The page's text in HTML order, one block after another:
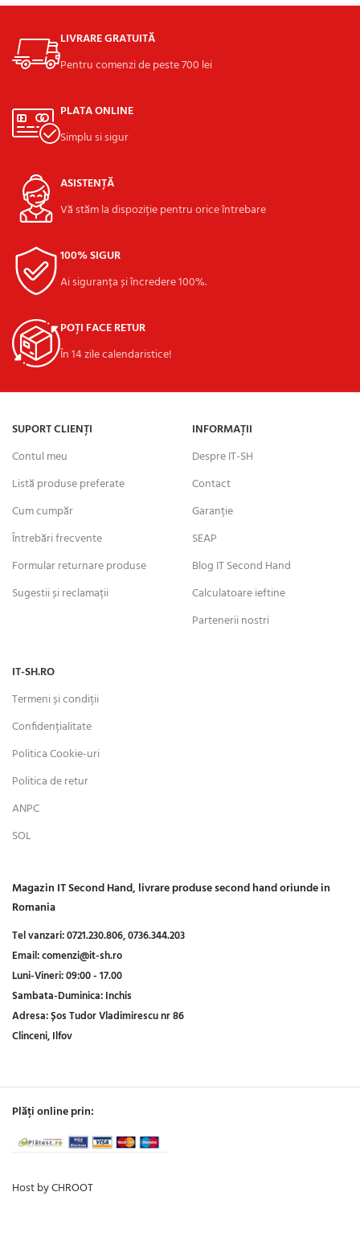
LIVRARE GRATUITĂ
Pentru comenzi de peste 700 lei
PLATA ONLINE
Simplu si sigur
ASISTENȚĂ
Vă stăm la dispoziție pentru orice întrebare
100% SIGUR
Ai siguranța și încredere 100%.
POȚI FACE RETUR
În 14 zile calendaristice!
SUPORT CLIENȚI
Contul meu
Listă produse preferate
Cum cumpăr
Întrebări frecvente
Formular returnare produse
Sugestii și reclamații
INFORMAȚII
Despre IT-SH
Contact
Garanție
SEAP
Blog IT Second Hand
Calculatoare ieftine
Partenerii nostri
IT-SH.RO
Termeni și condiții
Confidențialitate
Politica Cookie-uri
Politica de retur
ANPC
SOL
Magazin IT Second Hand, livrare produse second hand oriunde in
Romania
Tel vanzari:0721.230.806,0736.344.203
Email:comenzi@it-sh.ro
Luni-Vineri:09:00 - 17.00
Sambata-Duminica:Inchis
Adresa:Șos Tudor Vladimirescu nr 86
Clinceni, Ilfov
Plăți online prin:
Host by CHROOT